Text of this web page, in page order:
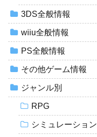
3DS全般情報
wiiu全般情報
PS全般情報
その他ゲーム情報
ジャンル別
RPG
シミュレーション